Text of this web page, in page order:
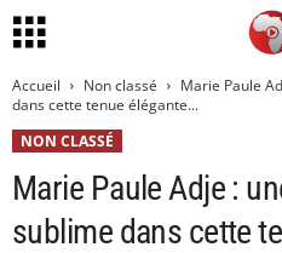
Accueil Non classé
Marie Paule
dans cette tenue élégante...
NON CLASSÉ
Marie Paule Adje :
sublime dans cette